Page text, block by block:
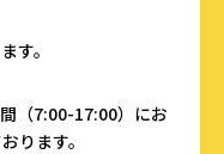
す。
（7:00-17:00）にお
ります。